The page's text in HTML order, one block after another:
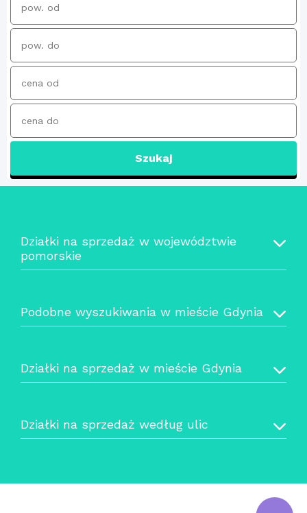
Szukaj
Działki na sprzedaż w województwie
pomorskie
Podobne wyszukiwania w mieście Gdynia
Działki na sprzedaż w mieście Gdynia
Działki na sprzedaż według ulic